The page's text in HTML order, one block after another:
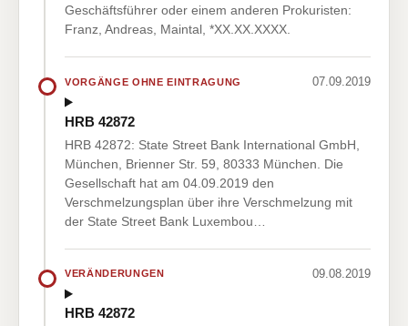
Geschäftsführer oder einem anderen Prokuristen:
Franz, Andreas, Maintal, *XX.XX.XXXX.
VORGÄNGE OHNE EINTRAGUNG 07.09.2019
HRB 42872
HRB 42872: State Street Bank International GmbH,
München, Brienner Str. 59, 80333 München. Die
Gesellschaft hat am 04.09.2019 den
Verschmelzungsplan über ihre Verschmelzung mit
der State Street Bank Luxembou…
VERÄNDERUNGEN 09.08.2019
HRB 42872